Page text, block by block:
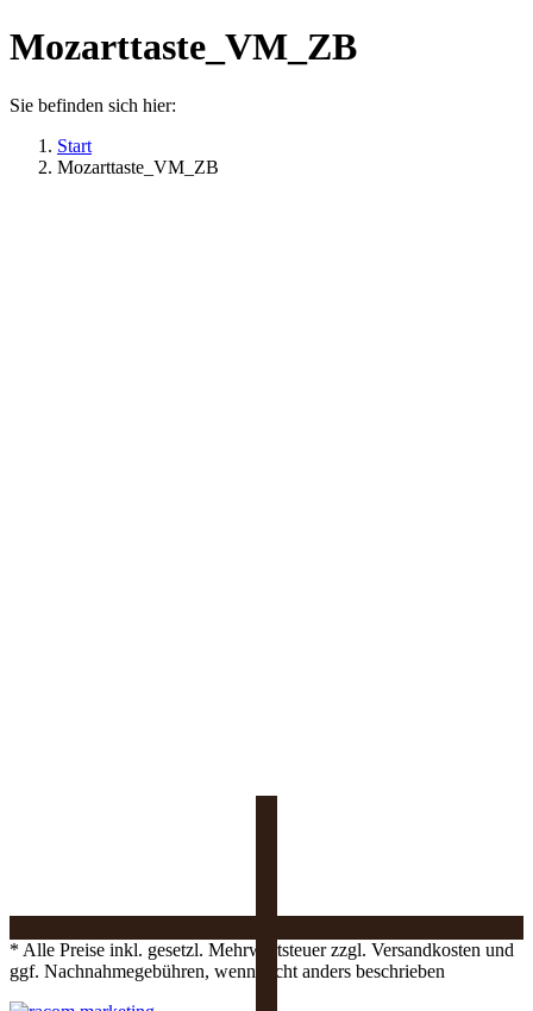
Mozarttaste_VM_ZB
Sie befinden sich hier:
Start
Mozarttaste_VM_ZB
* Alle Preise inkl. gesetzl. Mehrwertsteuer zzgl. Versandkosten und
ggf. Nachnahmegebühren, wenn nicht anders beschrieben